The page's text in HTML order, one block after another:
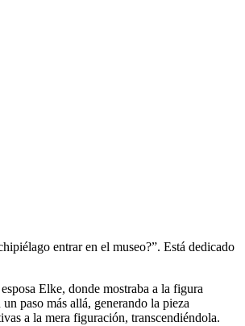
entrar en el museo?”. Está dedicado
Elke, donde mostraba a la figura
paso más allá, generando la pieza
a la mera figuración, transcendiéndola.